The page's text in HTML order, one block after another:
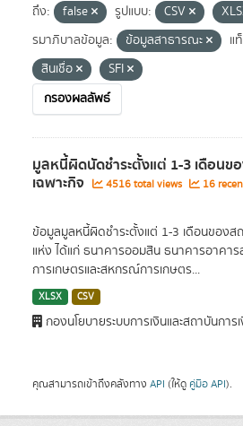
ถึง:
false รูปแบบ: CSV
รมาภิบาลข้อมูล:
ข้อมูลสาธารณะ แ
สินเชื่อ
SFI
กรองผลลัพธ์
มูลหนี้ผิดนัดชำระตั้งแต่ 1-3 เดือนข
เฉพาะกิจ 4516 total views 16
ข้อมูลมูลหนี้ผิดชำระตั้งแต่ 1-3 เดือนของส
แห่ง ได้แก่ ธนาคารออมสิน ธนาคารอาคาร
การเกษตรและสหกรณ์การเกษตร...
XLSX CSV
กองนโยบายระบบการเงินและสถาบันการ
คุณสามารถเข้าถึงคลังทาง API (ให้ดู คู่มือ API).